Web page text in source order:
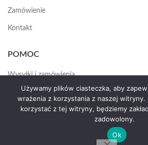
Zamówienie
Kontakt
POMOC
Wysyłki i zamówienia
Jak założyć konto
HEMAS.PL 2025
Używamy plików ciasteczka, aby
wrażenia z korzystania z naszej witryny.
korzystać z tej witryny, będziemy
zadowolony.
Ok